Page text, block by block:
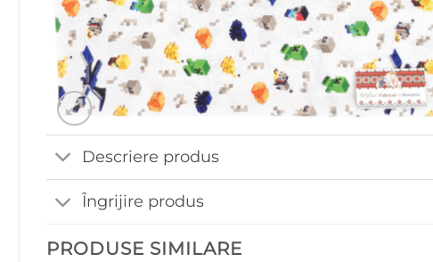
Descriere produs
Îngrijire produs
PRODUSE SIMILARE